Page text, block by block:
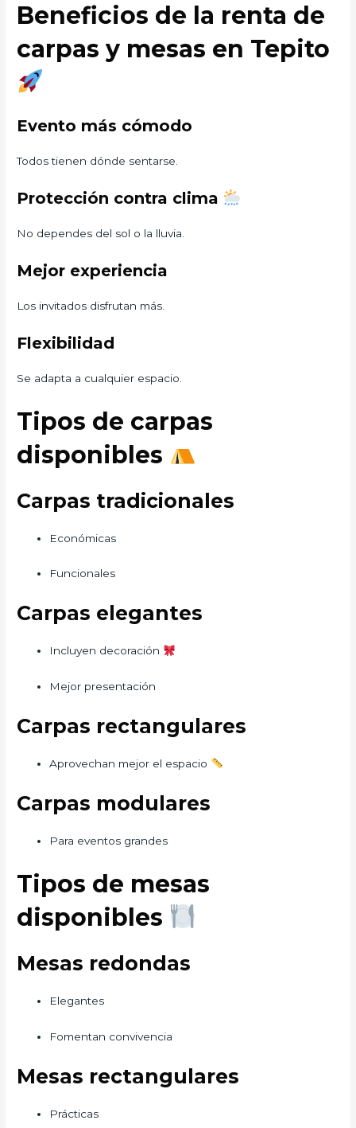
Beneficios de la renta de
carpas y mesas en Tepito
Evento más cómodo
Todos tienen dónde sentarse.
Protección contra clima
No dependes del sol o la lluvia.
Mejor experiencia
Los invitados disfrutan más.
Flexibilidad
Se adapta a cualquier espacio.
Tipos de carpas
disponibles
Carpas tradicionales
Económicas
Funcionales
Carpas elegantes
Incluyen decoración
Mejor presentación
Carpas rectangulares
Aprovechan mejor el espacio
Carpas modulares
Para eventos grandes
Tipos de mesas
disponibles
Mesas redondas
Elegantes
Fomentan convivencia
Mesas rectangulares
Prácticas